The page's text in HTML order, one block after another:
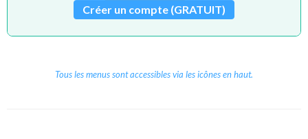
Créer un compte (GRATUIT)
Tous les menus sont accessibles via les icônes en haut.